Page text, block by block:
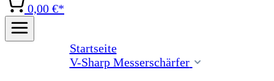
0,00 €*
Startseite
V-Sharp Messerschärfer